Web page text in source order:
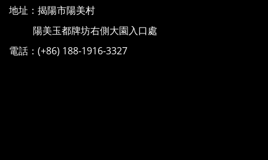
地址：揭陽市陽美村
陽美玉都牌坊右側大園入口處
電話：(+86) 188-1916-3327